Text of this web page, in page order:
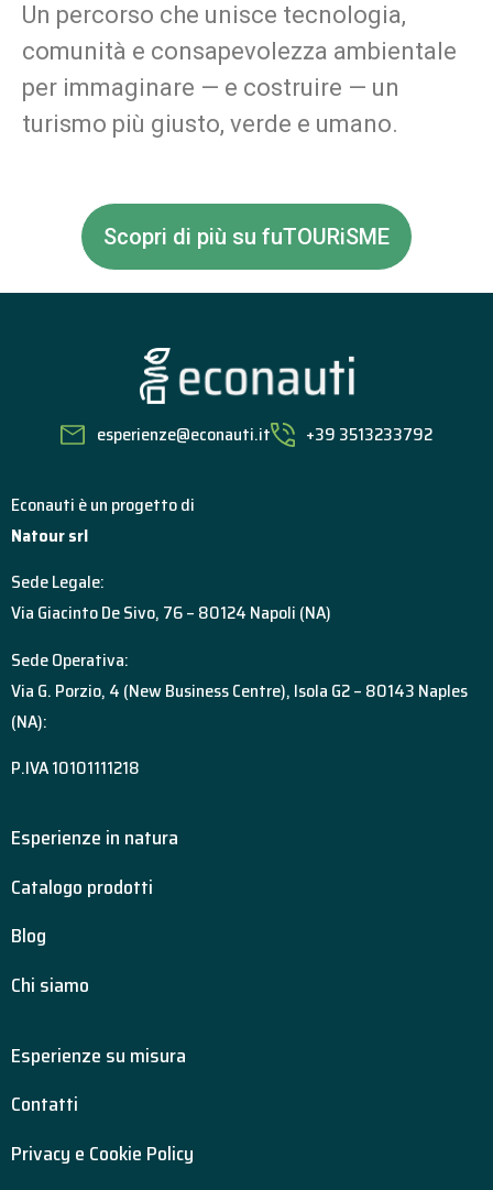
Un percorso che unisce tecnologia,
comunità e consapevolezza ambientale
per immaginare — e costruire — un
turismo più giusto, verde e umano.
Scopri di più su fuTOURiSME
esperienze@econauti.it +39 3513233792
Econauti è un progetto di
Natour srl
Sede Legale:
Via Giacinto De Sivo, 76 – 80124 Napoli (NA)
Sede Operativa:
Via G. Porzio, 4 (New Business Centre), Isola G2 – 80143 Naples
(NA):
P.IVA 10101111218
Esperienze in natura
Catalogo prodotti
Blog
Chi siamo
Esperienze su misura
Contatti
Privacy e Cookie Policy